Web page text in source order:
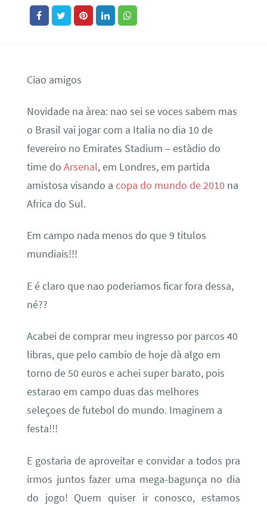
Ciao amigos
Novidade na àrea: nao sei se voces sabem mas
o Brasil vai jogar com a Italia no dia 10 de
fevereiro no Emirates Stadium – estàdio do
time do Arsenal, em Londres, em partida
amistosa visando a copa do mundo de 2010na
Africa do Sul.
Em campo nada menos do que 9 titulos
mundiais!!!
E é claro que nao poderiamos ficar fora dessa,
né??
Acabei de comprar meu ingresso por parcos 40
libras, que pelo cambio de hoje dà algo em
torno de 50 euros e achei super barato, pois
estarao em campo duas das melhores
seleçoes de futebol do mundo. Imaginem a
festa!!!
E gostaria de aproveitar e convidar a todos pra
irmos juntos fazer uma mega-bagunça no dia
do jogo! Quem quiser ir conosco, estamos